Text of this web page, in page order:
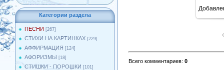
Категории раздела
ПЕСНИ [267]
СТИХИ НА КАРТИНКАХ [229]
АФФИРМАЦИЯ [124]
АФОРИЗМЫ [18]
СТИШКИ - ПОРОШКИ [101]
Всего комментариев: 0